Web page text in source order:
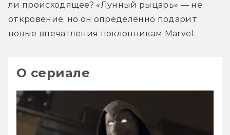
ли происходящее? «Лунный рыцарь» — не
откровение, но он определённо подарит
новые впечатления поклонникам Marvel.
О сериале